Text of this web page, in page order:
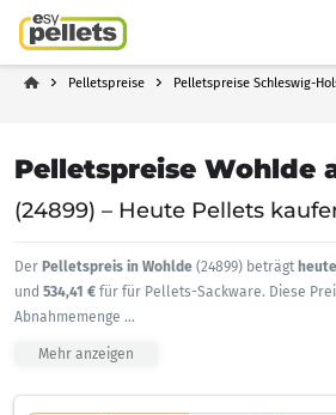
Pelletspreise Pelletspreise Schleswig-
Pelletspreise Wohlde
(24899) – Heute Pellets
Der Pelletspreis in Wohlde (24899) beträgt
und 534,41 € für für Pellets-Sackware. Diese
Abnahmemenge ...
Mehr anzeigen